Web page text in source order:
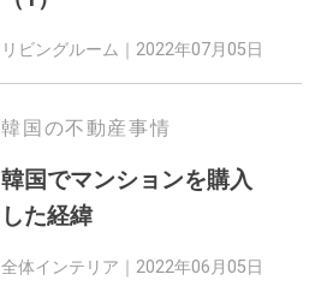
リビングルーム｜2022年07月05日
韓国の不動産事情
韓国でマンションを購入
した経緯
全体インテリア｜2022年06月05日